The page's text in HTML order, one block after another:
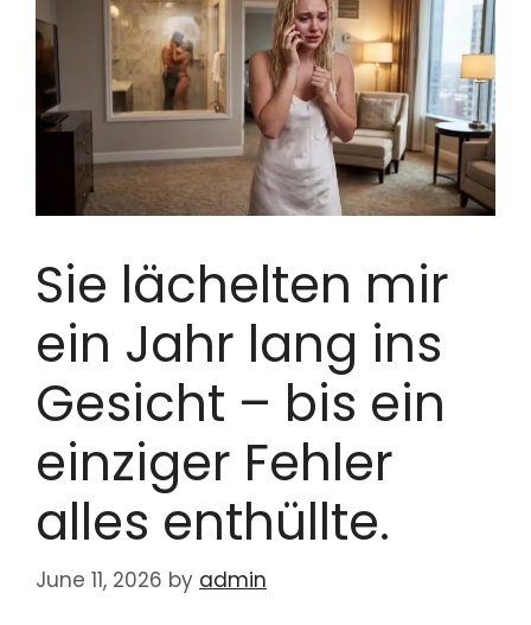
Sie lächelten mir
ein Jahr lang ins
Gesicht – bis ein
einziger Fehler
alles enthüllte.
June 11, 2026 by admin